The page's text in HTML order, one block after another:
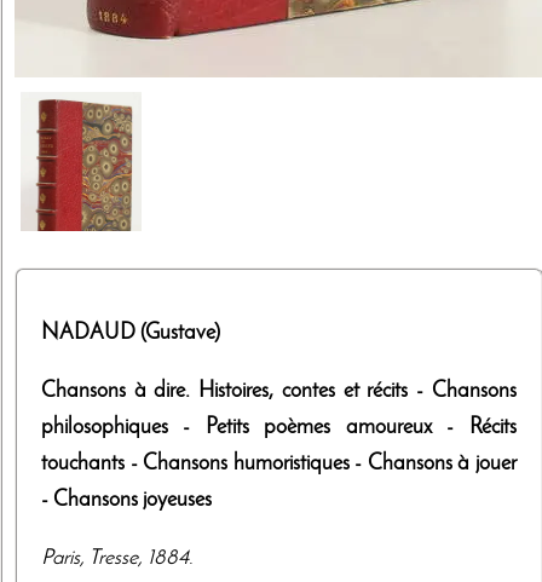
NADAUD (Gustave)
Chansons à dire. Histoires, contes et récits - Chansons
philosophiques - Petits poèmes amoureux - Récits
touchants - Chansons humoristiques - Chansons à jouer
- Chansons joyeuses
Paris, Tresse, 1884.